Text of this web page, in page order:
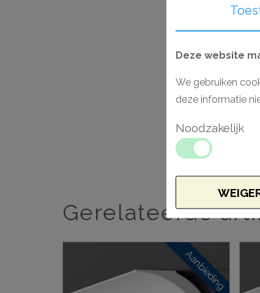
Gerelateerde
Aanbieding
Deze website
We gebruiken
deze informatie
Noodzakelijk